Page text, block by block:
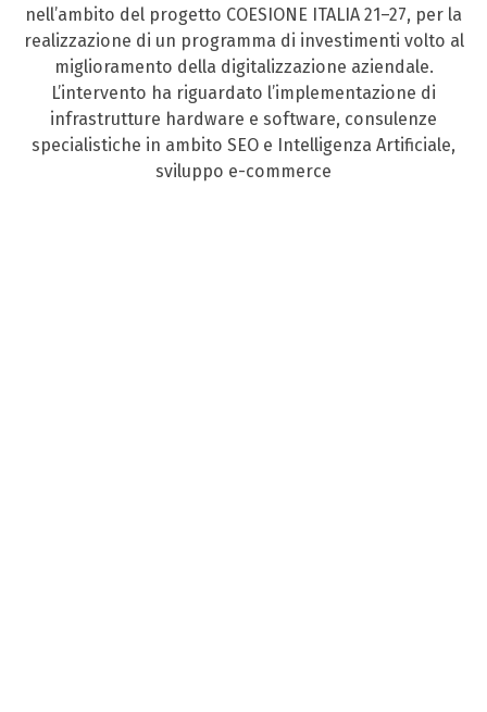
nell’ambito del progetto COESIONE ITALIA 21–27, per la
realizzazione di un programma di investimenti volto al
miglioramento della digitalizzazione aziendale.
L’intervento ha riguardato l’implementazione di
infrastrutture hardware e software, consulenze
specialistiche in ambito SEO e Intelligenza Artificiale,
sviluppo e-commerce